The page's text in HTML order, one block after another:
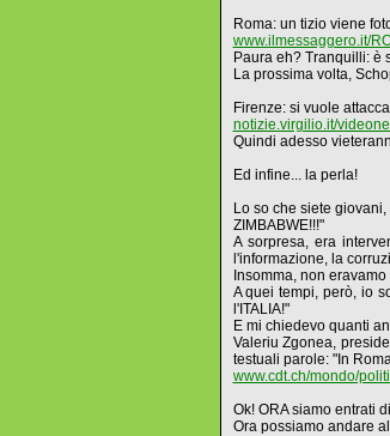
Roma: un tizio viene
www.ilmessaggero.it/
Paura eh? Tranquilli: è
La prossima volta,
Firenze: si vuole
notizie.virgilio.it/
Quindi adesso
Ed infine... la perla!
Lo so che siete
ZIMBABWE!!!"
A sorpresa, era
l'informazione, la
Insomma, non
A quei tempi, però, io
l'ITALIA!"
E mi chiedevo quanti
Valeriu Zgonea,
testuali parole: "In
www.cdt.ch/mondo/
Ok! ORA siamo entrati
Ora possiamo andare